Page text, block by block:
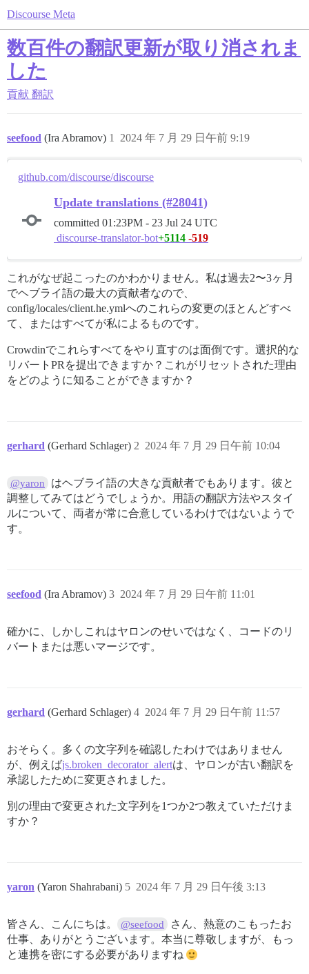
Discourse Meta
数百件の翻訳更新が取り消されま
した
貢献 翻訳
seefood (Ira Abramov) 2024 年 7 月 29 日午前 9:19
1
github.com/discourse/discourse
Update translations (#28041)
committed 01:23PM - 23 Jul 24 UTC
discourse-translator-bot+5114 -519
これがなぜ起こったのかわかりません。私は過去2〜3ヶ月
でヘブライ語の最大の貢献者なので、
config/locales/client.he.ymlへのこれらの変更のほとんどすべ
て、またはすべてが私によるものです。
Crowdinでこれらすべてをやり直すのは面倒です。選択的な
リバートPRを提出できますか？これがリセットされた理由
をどのように知ることができますか？
gerhard (Gerhard Schlager) 2024 年 7 月 29 日午前 10:04
2
@yaron
はヘブライ語の大きな貢献者でもあります。彼と
調整してみてはどうでしょうか。用語の翻訳方法やスタイ
ルについて、両者が常に合意しているわけではないようで
す。
seefood (Ira Abramov) 2024 年 7 月 29 日午前 11:01
3
確かに、しかしこれはヤロンのせいではなく、コードのリ
バートまたは悪いマージです。
gerhard (Gerhard Schlager) 2024 年 7 月 29 日午前 11:57
4
おそらく。多くの文字列を確認したわけではありません
が、例えばjs.broken_decorator_alertは、ヤロンが古い翻訳を
承認したために変更されました。
別の理由で変更された文字列を1つか2つ教えていただけま
すか？
yaron (Yaron Shahrabani) 2024 年 7 月 29 日午後 3:13
5
皆さん、こんにちは。 @seefood
さん、熱意のこもったお
仕事、ありがとうございます。本当に尊敬しますが、もっ
と連携を密にする必要がありますね